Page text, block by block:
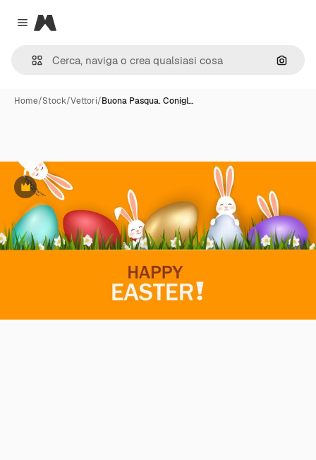
Close menu
Magnific
Cerca
Home/Stock/Vettori/Buona Pasqua. Conigl…
Premium